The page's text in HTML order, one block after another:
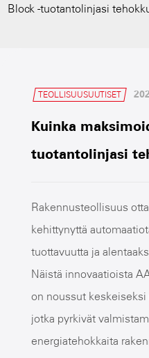
Block -tuotantolinjasi
TEOLLISUUSUUTISET
Kuinka
tuotantolinjasi
Rakennusteollisuus
kehittynyttä
tuottavuutta ja
Näistä innovaatioista
on noussut
jotka pyrkivät
energiatehokkaita